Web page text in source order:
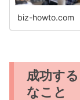
biz-howto.com
成功す
なこと